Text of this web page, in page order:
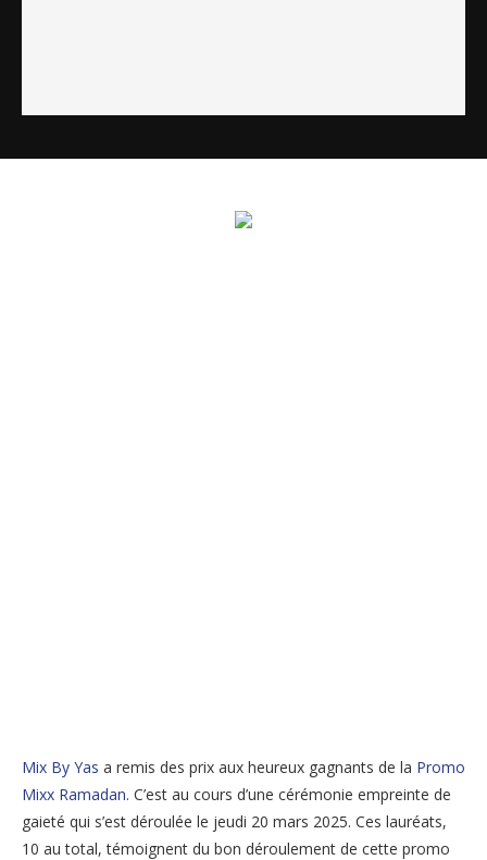
Mix By Yas a remis des prix aux heureux gagnants de la Promo
Mixx Ramadan. C’est au cours d’une cérémonie empreinte de
gaieté qui s’est déroulée le jeudi 20 mars 2025. Ces lauréats,
10 au total, témoignent du bon déroulement de cette promo